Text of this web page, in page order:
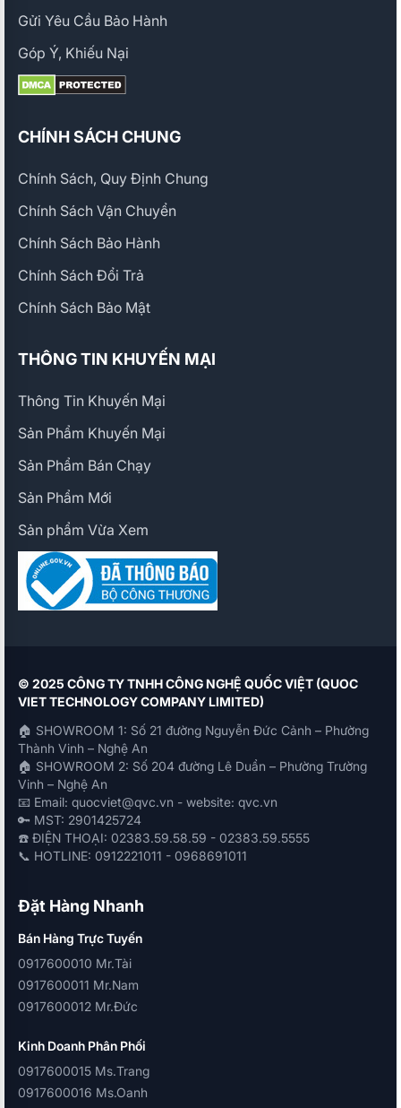
Gửi Yêu Cầu Bảo Hành
Góp Ý, Khiếu Nại
CHÍNH SÁCH CHUNG
Chính Sách, Quy Định Chung
Chính Sách Vận Chuyển
Chính Sách Bảo Hành
Chính Sách Đổi Trả
Chính Sách Bảo Mật
THÔNG TIN KHUYẾN MẠI
Thông Tin Khuyến Mại
Sản Phẩm Khuyến Mại
Sản Phẩm Bán Chạy
Sản Phẩm Mới
Sản phẩm Vừa Xem
© 2025 CÔNG TY TNHH CÔNG NGHỆ QUỐC VIỆT (QUOC
VIET TECHNOLOGY COMPANY LIMITED)
🏠 SHOWROOM 1: Số 21 đường Nguyễn Đức Cảnh – Phường
Thành Vinh – Nghệ An
🏠 SHOWROOM 2: Số 204 đường Lê Duẩn – Phường Trường
Vinh – Nghệ An
📧 Email: quocviet@qvc.vn - website: qvc.vn
🔑 MST: 2901425724
☎️ ĐIỆN THOẠI: 02383.59.58.59 - 02383.59.5555
📞 HOTLINE: 0912221011 - 0968691011
Đặt Hàng Nhanh
Bán Hàng Trực Tuyến
0917600010 Mr.Tài
0917600011 Mr.Nam
0917600012 Mr.Đức
Kinh Doanh Phân Phối
0917600015 Ms.Trang
0917600016 Ms.Oanh